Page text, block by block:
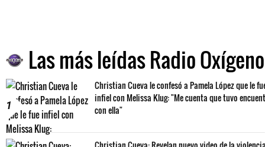
Las más leídas Radio Oxígeno
1
Christian Cueva le confesó a Pamela López que le
infiel con Melissa Klug: "Me cuenta que tuvo
con ella"